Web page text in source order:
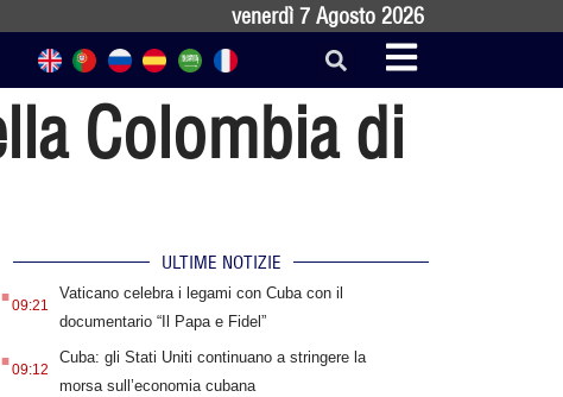
venerdì 7 Agosto 2026
Colombia di
ULTIME NOTIZIE
.09:21
Vaticano celebra i legami con Cuba con il
documentario “Il Papa e Fidel”
.09:12
Cuba: gli Stati Uniti continuano a stringere la
morsa sull’economia cubana